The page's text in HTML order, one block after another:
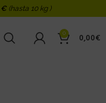
€ (hasta 10 kg )
0 0,00€